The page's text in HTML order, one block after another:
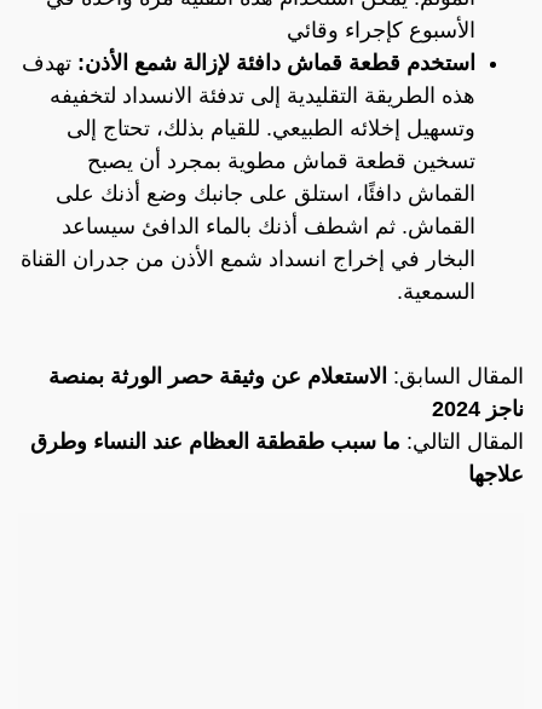
الأسبوع كإجراء وقائي
استخدم قطعة قماش دافئة لإزالة شمع الأذن: تهدف
هذه الطريقة التقليدية إلى تدفئة الانسداد لتخفيفه
وتسهيل إخلائه الطبيعي. للقيام بذلك، تحتاج إلى
تسخين قطعة قماش مطوية بمجرد أن يصبح
القماش دافئًا، استلق على جانبك وضع أذنك على
القماش. ثم اشطف أذنك بالماء الدافئ سيساعد
البخار في إخراج انسداد شمع الأذن من جدران القناة
السمعية.
المقال السابق: الاستعلام عن وثيقة حصر الورثة بمنصة
ناجز 2024
المقال التالي: ما سبب طقطقة العظام عند النساء وطرق
علاجها